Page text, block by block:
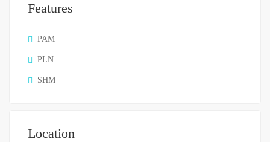
Features
PAM
PLN
SHM
Location